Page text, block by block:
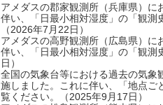
アメダスの郡家観測所（兵庫県）
伴い、「日最小相対湿度」の「観測
（2026年7月22日）
アメダスの高野観測所（広島県）
伴い、「日最小相対湿度」の「観
日）
全国の気象台等における過去の気象
施しました。これに伴い、「地点ご
覧ください。（2025年9月17日）